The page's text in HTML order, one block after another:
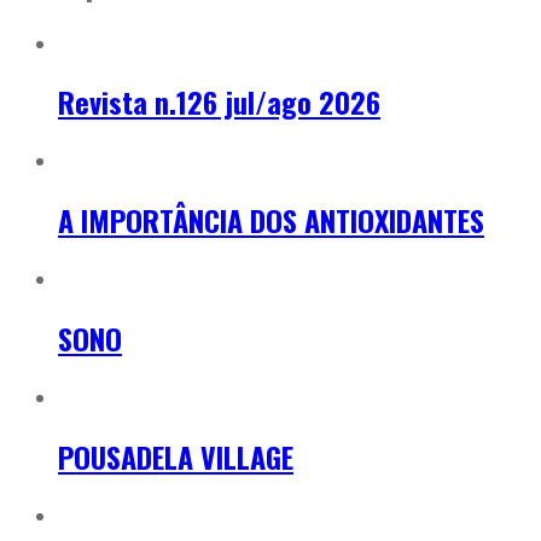
Revista n.126 jul/ago 2026
A IMPORTÂNCIA DOS ANTIOXIDANTES
SONO
POUSADELA VILLAGE